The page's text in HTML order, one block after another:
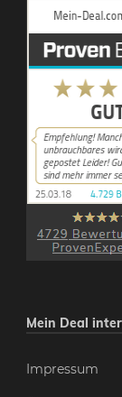
Mein Deal
Impressum